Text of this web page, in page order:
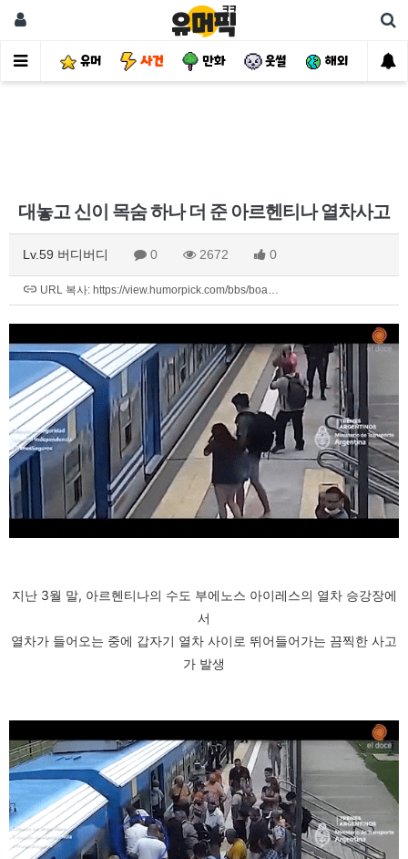
유머 사건 만화 웃썰 해외 핫
대놓고 신이 목숨 하나 더 준 아르헨티나 열차사고
Lv.59 버디버디 0 2672 0
URL 복사: https://view.humorpick.com/bbs/boa…
지난 3월 말, 아르헨티나의 수도 부에노스 아이레스의 열차 승강장에
서
열차가 들어오는 중에 갑자기 열차 사이로 뛰어들어가는 끔찍한 사고
가 발생